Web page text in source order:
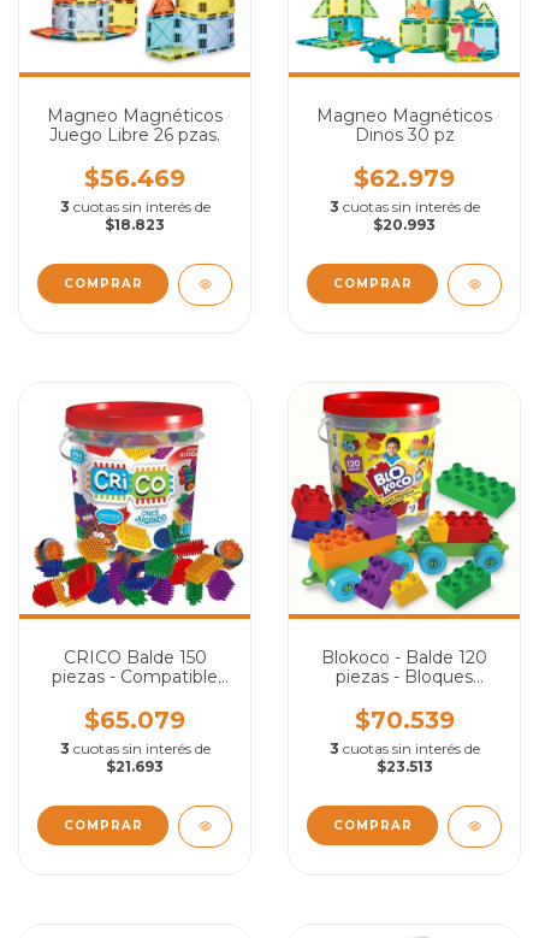
Magneo Magnéticos
Juego Libre 26 pzas.
$56.469
3 cuotas sin interés de
$18.823
Magneo Magnéticos
Dinos 30 pz
$62.979
3 cuotas sin interés de
$20.993
CRICO Balde 150
piezas - Compatible
$65.079
3 cuotas sin interés de
$21.693
Blokoco - Balde 120
piezas - Bloques
$70.539
3 cuotas sin interés de
$23.513